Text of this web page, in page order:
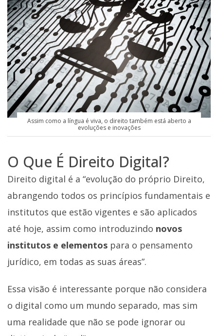
Assim como a língua é viva, o direito também está aberto a
evoluções e inovações
O Que É Direito Digital?
Direito digital é a “evolução do próprio Direito,
abrangendo todos os princípios fundamentais e
institutos que estão vigentes e são aplicados
até hoje, assim como introduzindo novos
institutos e elementos para o pensamento
jurídico, em todas as suas áreas”.
Essa visão é interessante porque não considera
o digital como um mundo separado, mas sim
uma realidade que não se pode ignorar ou